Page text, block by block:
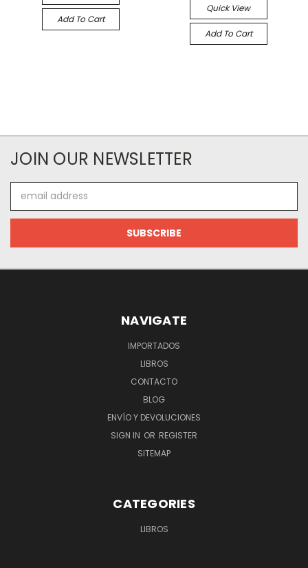
Add To Cart
Quick View
Add To Cart
JOIN OUR NEWSLETTER
Address
NAVIGATE
IMPORTADOS
LIBROS
CONTACTO
BLOG
ENVÍO Y DEVOLUCIONES
SIGN IN OR REGISTER
SITEMAP
CATEGORIES
LIBROS